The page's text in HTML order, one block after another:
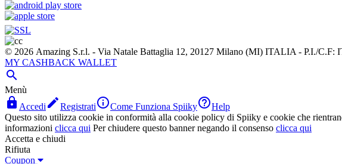
© 2026 Amazing S.r.l. - Via Natale Battaglia 12, 20127 Milano (MI) ITALIA - P.I./C.F:
MY CASHBACK WALLET

Menù
 Accedi RegistratiCome Funziona SpiikyHelp
Questo sito utilizza cookie in conformità alla cookie policy di Spiiky e cookie che
informazioni clicca qui Per chiudere questo banner negando il consenso clicca qui
Accetta e chiudi
Rifiuta
Coupon